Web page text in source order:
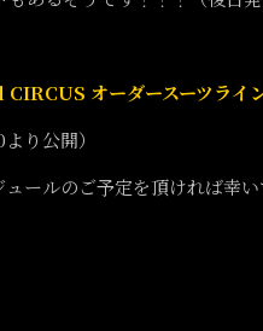
オーダースーツライ
り公開）
ールのご予定を頂ければ幸